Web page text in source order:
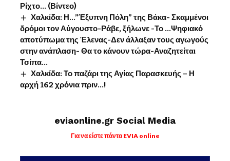
Ρίχτο… (Βίντεο)
Χαλκίδα: Η…”Έξυπνη Πόλη” της Βάκα- Σκαμμένοι
δρόμοι τον Αύγουστο-Ράβε, ξήλωνε -Το …Ψηφιακό
αποτύπωμα της Έλενας-Δεν άλλαξαν τους αγωγούς
στην ανάπλαση- Θα το κάνουν τώρα-Αναζητείται
Τσίπα…
Χαλκίδα: Το παζάρι της Αγίας Παρασκευής – Η
αρχή 162 χρόνια πριν…!
eviaonline.gr Social Media
Για να είστε πάντα EVIA online